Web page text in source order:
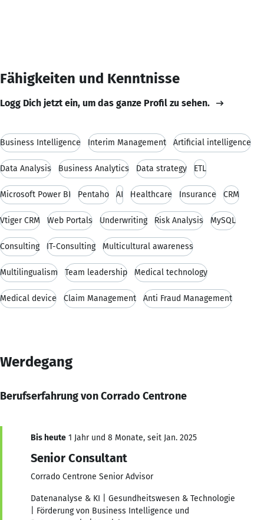
Fähigkeiten und Kenntnisse
Logg Dich jetzt ein, um das ganze Profil zu sehen.
Business Intelligence Interim Management Artificial intelligence
Data Analysis Business Analytics Data strategy ETL
Microsoft Power BI Pentaho AI Healthcare Insurance CRM
Vtiger CRM Web Portals Underwriting Risk Analysis MySQL
Consulting IT-Consulting Multicultural awareness
Multilingualism Team leadership Medical technology
Medical device Claim Management Anti Fraud Management
Werdegang
Berufserfahrung von Corrado Centrone
Bis heute 1 Jahr und 8 Monate, seit Jan. 2025
Senior Consultant
Corrado Centrone Senior Advisor
Datenanalyse & KI | Gesundheitswesen & Technologie
| Förderung von Business Intelligence und